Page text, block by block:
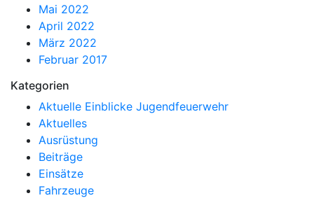
Mai 2022
April 2022
März 2022
Februar 2017
Kategorien
Aktuelle Einblicke Jugendfeuerwehr
Aktuelles
Ausrüstung
Beiträge
Einsätze
Fahrzeuge